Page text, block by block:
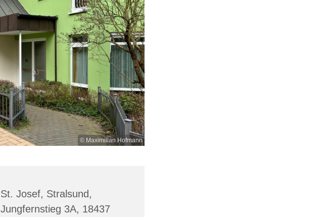
© Maximilian Hofmann
St. Josef, Stralsund,
Jungfernstieg 3A, 18437